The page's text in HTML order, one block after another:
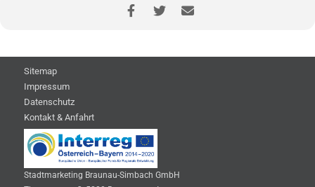
Sitemap
Impressum
Datenschutz
Kontakt & Anfahrt
Stadtmarketing Braunau-Simbach GmbH